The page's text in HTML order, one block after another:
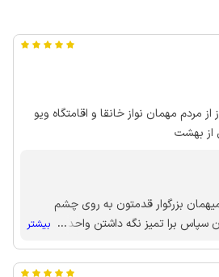
مردم مهمان نواز خانقا و اقامتگاه ویو
از بهشت
بزرگوار قدمتون به روی چشم
سپاس برا تمیز نگه داشتن واحد به امید
... بیشتر